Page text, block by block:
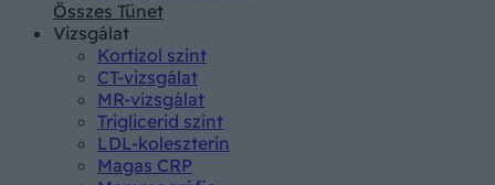
Összes Tünet
Vizsgálat
Kortizol szint
CT-vizsgálat
MR-vizsgálat
Triglicerid szint
LDL-koleszterin
Magas CRP